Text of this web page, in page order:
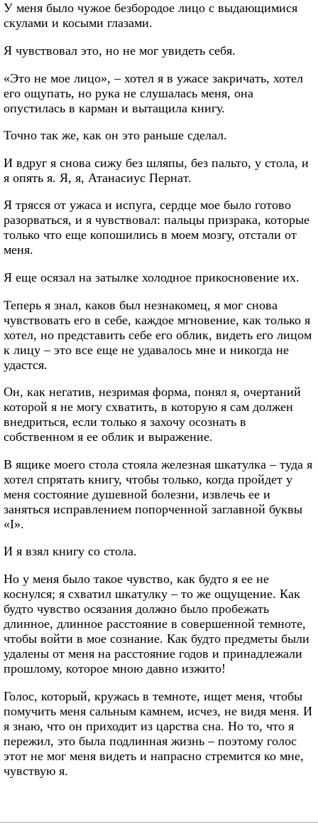
У меня было чужое безбородое лицо с выдающимися
скулами и косыми глазами.
Я чувствовал это, но не мог увидеть себя.
«Это не мое лицо», – хотел я в ужасе закричать, хотел
его ощупать, но рука не слушалась меня, она
опустилась в карман и вытащила книгу.
Точно так же, как он это раньше сделал.
И вдруг я снова сижу без шляпы, без пальто, у стола, и
я опять я. Я, я, Атанасиус Пернат.
Я трясся от ужаса и испуга, сердце мое было готово
разорваться, и я чувствовал: пальцы призрака, которые
только что еще копошились в моем мозгу, отстали от
меня.
Я еще осязал на затылке холодное прикосновение их.
Теперь я знал, каков был незнакомец, я мог снова
чувствовать его в себе, каждое мгновение, как только я
хотел, но представить себе его облик, видеть его лицом
к лицу – это все еще не удавалось мне и никогда не
удастся.
Он, как негатив, незримая форма, понял я, очертаний
которой я не могу схватить, в которую я сам должен
внедриться, если только я захочу осознать в
собственном я ее облик и выражение.
В ящике моего стола стояла железная шкатулка – туда я
хотел спрятать книгу, чтобы только, когда пройдет у
меня состояние душевной болезни, извлечь ее и
заняться исправлением попорченной заглавной буквы
«I».
И я взял книгу со стола.
Но у меня было такое чувство, как будто я ее не
коснулся; я схватил шкатулку – то же ощущение. Как
будто чувство осязания должно было пробежать
длинное, длинное расстояние в совершенной темноте,
чтобы войти в мое сознание. Как будто предметы были
удалены от меня на расстояние годов и принадлежали
прошлому, которое мною давно изжито!
Голос, который, кружась в темноте, ищет меня, чтобы
помучить меня сальным камнем, исчез, не видя меня. И
я знаю, что он приходит из царства сна. Но то, что я
пережил, это была подлинная жизнь – поэтому голос
этот не мог меня видеть и напрасно стремится ко мне,
чувствую я.